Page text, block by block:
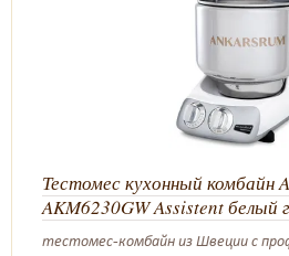
Тестомес кухонный комбайн
AKM6230GW Assistent белый
тестомес-комбайн из Швеции с